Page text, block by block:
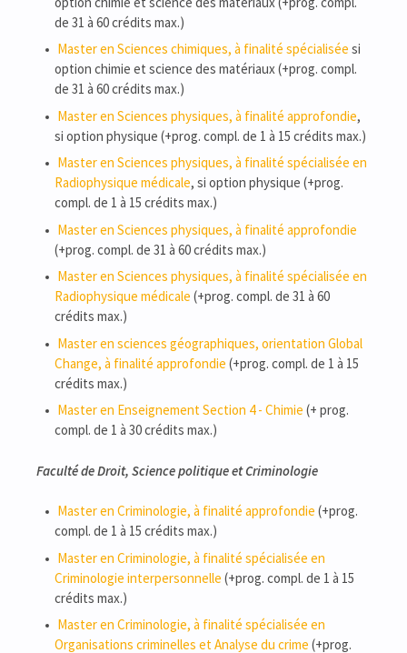
de 31 à 60 crédits max.)
Master en Sciences chimiques, à finalité spécialisée si
option chimie et science des matériaux (+prog. compl.
de 31 à 60 crédits max.)
Master en Sciences physiques, à finalité approfondie,
si option physique (+prog. compl. de 1 à 15 crédits max.)
Master en Sciences physiques, à finalité spécialisée en
Radiophysique médicale, si option physique (+prog.
compl. de 1 à 15 crédits max.)
Master en Sciences physiques, à finalité approfondie
(+prog. compl. de 31 à 60 crédits max.)
Master en Sciences physiques, à finalité spécialisée en
Radiophysique médicale (+prog. compl. de 31 à 60
crédits max.)
Master en sciences géographiques, orientation Global
Change, à finalité approfondie (+prog. compl. de 1 à 15
crédits max.)
Master en Enseignement Section 4 - Chimie (+ prog.
compl. de 1 à 30 crédits max.)
Faculté de Droit, Science politique et Criminologie
Master en Criminologie, à finalité approfondie (+prog.
compl. de 1 à 15 crédits max.)
Master en Criminologie, à finalité spécialisée en
Criminologie interpersonnelle (+prog. compl. de 1 à 15
crédits max.)
Master en Criminologie, à finalité spécialisée en
Organisations criminelles et Analyse du crime (+prog.